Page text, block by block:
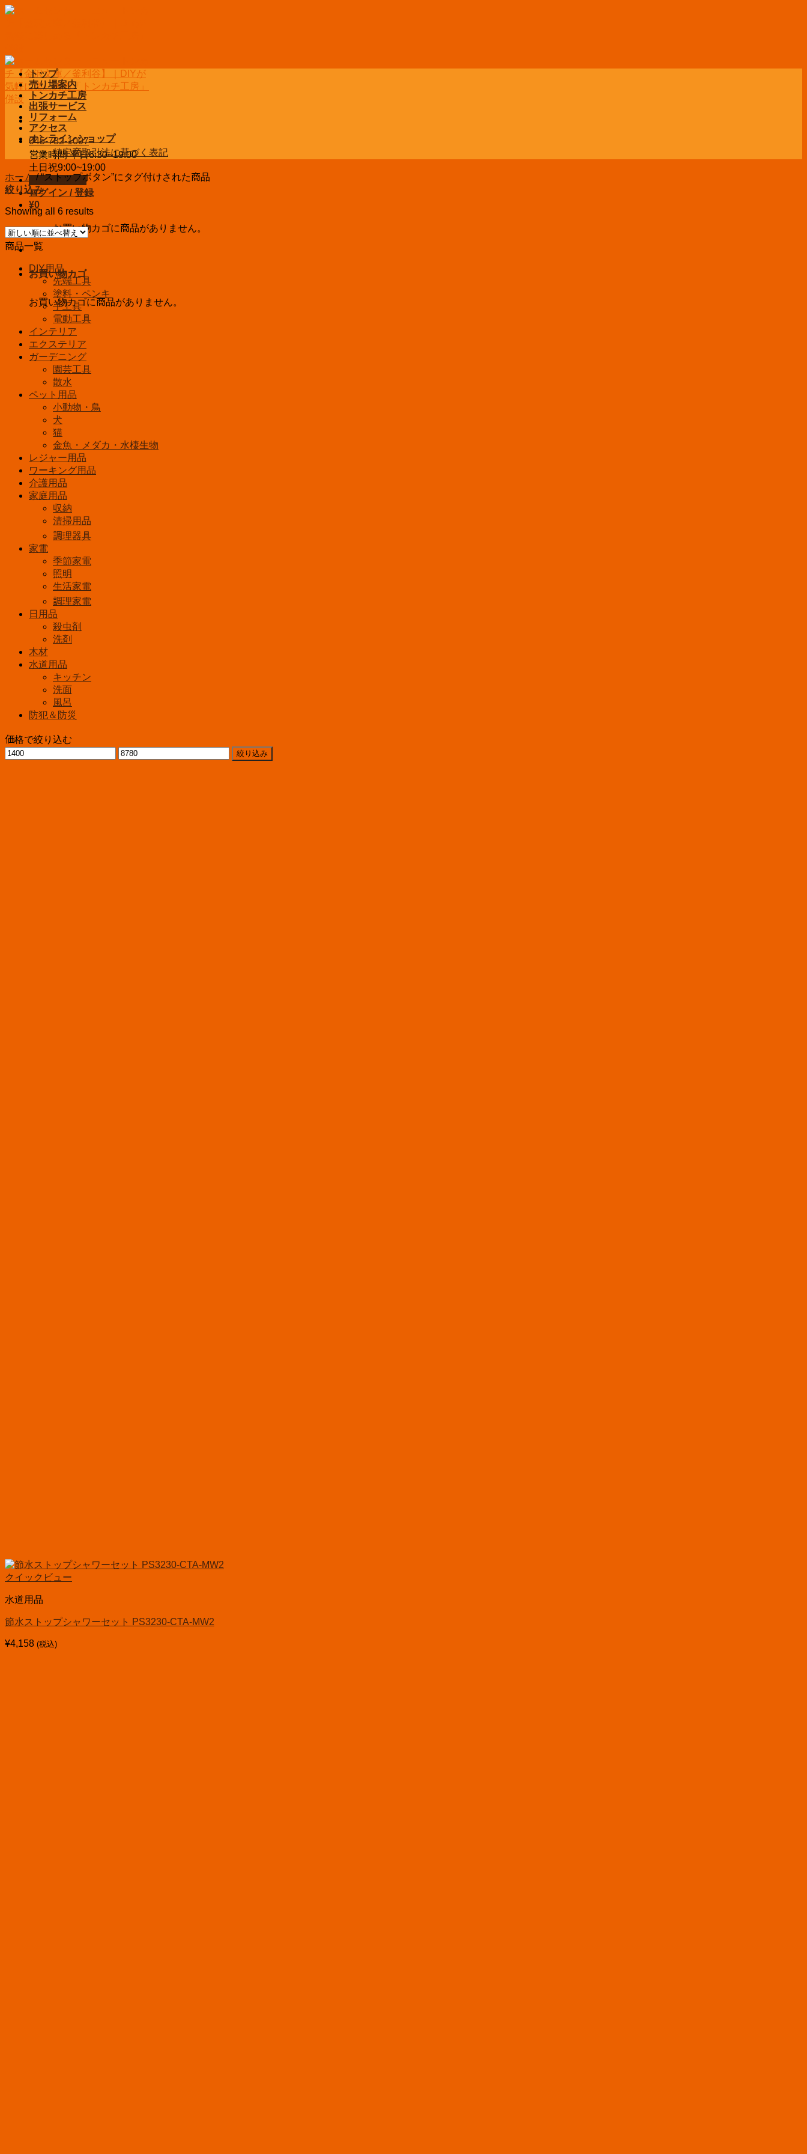
Skip
045-782-1007
営業時間 平日6:30~19:00
土日祝9:00~19:00
お問い合わせ
ログイン / 登録
¥0
お買い物カゴに商品がありません。
お買い物カゴ
お買い物カゴに商品がありません。
トップ
売り場案内
トンカチ工房
出張サービス
リフォーム
アクセス
オンラインショップ
特定商取引法に基づく表記
ホーム /“ストップボタン”にタグ付けされた商品
絞り込み
Showing all 6 results
商品一覧
DIY用品
先端工具
塗料・ペンキ
手工具
電動工具
インテリア
エクステリア
ガーデニング
園芸工具
散水
ペット用品
小動物・鳥
犬
猫
金魚・メダカ・水棲生物
レジャー用品
ワーキング用品
介護用品
家庭用品
収納
清掃用品
調理器具
家電
季節家電
照明
生活家電
調理家電
日用品
殺虫剤
洗剤
木材
水道用品
キッチン
洗面
風呂
防犯＆防災
価格で絞り込む
最
最
絞り込み
クイックビュー
水道用品
節水ストップシャワーセット PS3230-CTA-MW2
¥4,158 (税込)